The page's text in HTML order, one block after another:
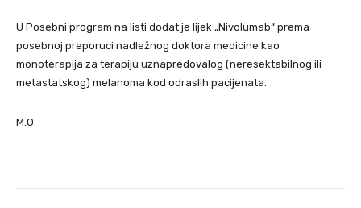
U Posebni program na listi dodat je lijek „Nivolumab“ prema
posebnoj preporuci nadležnog doktora medicine kao
monoterapija za terapiju uznapredovalog (neresektabilnog ili
metastatskog) melanoma kod odraslih pacijenata.
M.O.